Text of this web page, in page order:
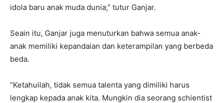
idola baru anak muda dunia,” tutur Ganjar.
Seain itu, Ganjar juga menuturkan bahwa semua anak-
anak memiliki kepandaian dan keterampilan yang berbeda
beda.
“Ketahuilah, tidak semua talenta yang dimiliki harus
lengkap kepada anak kita. Mungkin dia seorang schientist